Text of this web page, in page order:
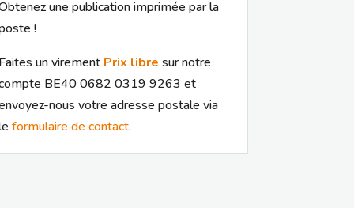
une publication imprimée par la
!
un virement Prix libre sur notre
BE40 0682 0319 9263 et
nous votre adresse postale via
formulaire de contact.